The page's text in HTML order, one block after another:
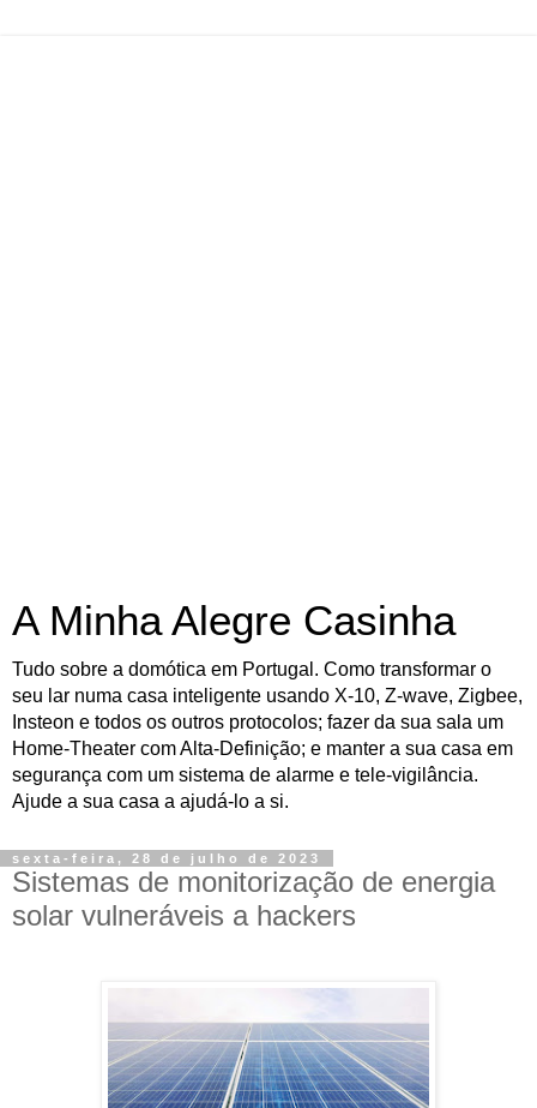
A Minha Alegre Casinha
Tudo sobre a domótica em Portugal. Como transformar o
seu lar numa casa inteligente usando X-10, Z-wave, Zigbee,
Insteon e todos os outros protocolos; fazer da sua sala um
Home-Theater com Alta-Definição; e manter a sua casa em
segurança com um sistema de alarme e tele-vigilância.
Ajude a sua casa a ajudá-lo a si.
sexta-feira, 28 de julho de 2023
Sistemas de monitorização de energia
solar vulneráveis a hackers